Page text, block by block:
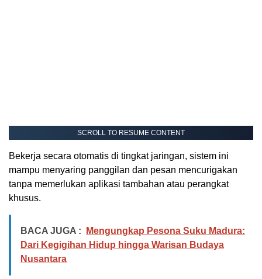
SCROLL TO RESUME CONTENT
Bekerja secara otomatis di tingkat jaringan, sistem ini
mampu menyaring panggilan dan pesan mencurigakan
tanpa memerlukan aplikasi tambahan atau perangkat
khusus.
BACA JUGA :
Mengungkap Pesona Suku Madura:
Dari Kegigihan Hidup hingga Warisan Budaya
Nusantara